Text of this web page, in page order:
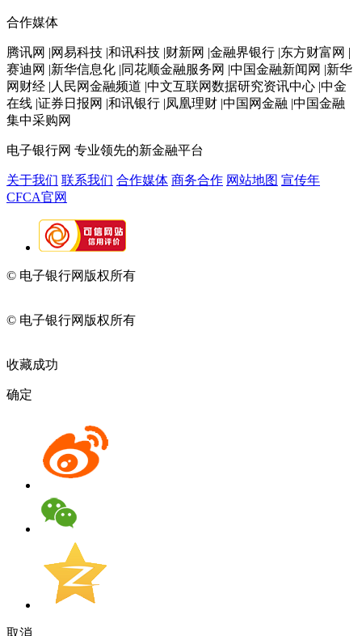
合作媒体
腾讯网 |网易科技 |和讯科技 |财新网 |金融界银行 |东方财富网 |
赛迪网 |新华信息化 |同花顺金融服务网 |中国金融新闻网 |新华
网财经 |人民网金融频道 |中文互联网数据研究资讯中心 |中金
在线 |证券日报网 |和讯银行 |凤凰理财 |中国网金融 |中国金融
集中采购网
电子银行网 专业领先的新金融平台
关于我们 联系我们 合作媒体 商务合作 网站地图 宣传年
CFCA官网
© 电子银行网版权所有
© 电子银行网版权所有
收藏成功
确定
取消